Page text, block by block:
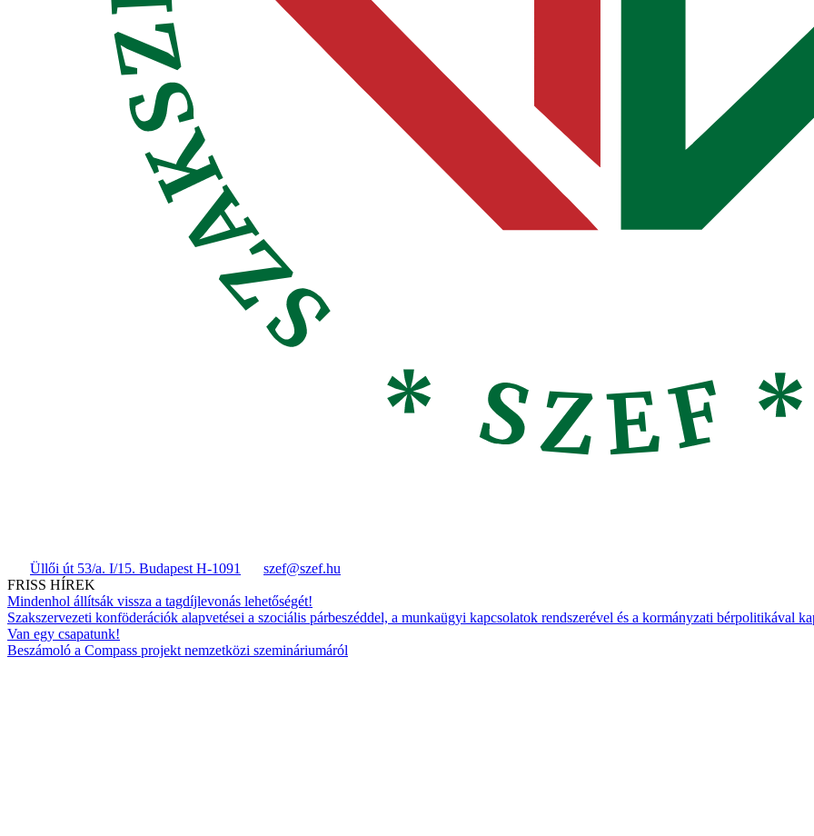
Üllői út 53/a. I/15. Budapest H-1091
szef@szef.hu
FRISS HÍREK
Mindenhol állítsák vissza a tagdíjlevonás lehetőségét!
Szakszervezeti konföderációk alapvetései a szociális párbeszéddel, a munkaügyi kapcsolatok rendszerével és a kormányzati bérpolitikával
Van egy csapatunk!
Beszámoló a Compass projekt nemzetközi szemináriumáról